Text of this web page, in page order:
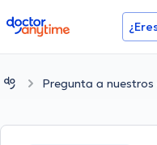
doctoranytime
Pregunta a nuestros